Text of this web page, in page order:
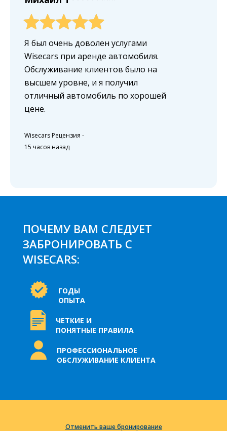
Я был очень доволен услугами
Wisecars при аренде автомобиля.
Обслуживание клиентов было на
высшем уровне, и я получил
отличный автомобиль по хорошей
цене.
Wisecars Рецензия -
15 часов назад
ПОЧЕМУ ВАМ СЛЕДУЕТ
ЗАБРОНИРОВАТЬ С
WISECARS:
ГОДЫ
ОПЫТА
ЧЕТКИЕ И
ПОНЯТНЫЕ ПРАВИЛА
ПРОФЕССИОНАЛЬНОЕ
ОБСЛУЖИВАНИЕ КЛИЕНТА
Отменить ваше бронирование